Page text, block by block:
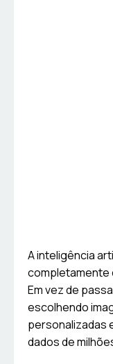
A inteligência
completamente
Em vez de
escolhendo
personalizadas
dados de